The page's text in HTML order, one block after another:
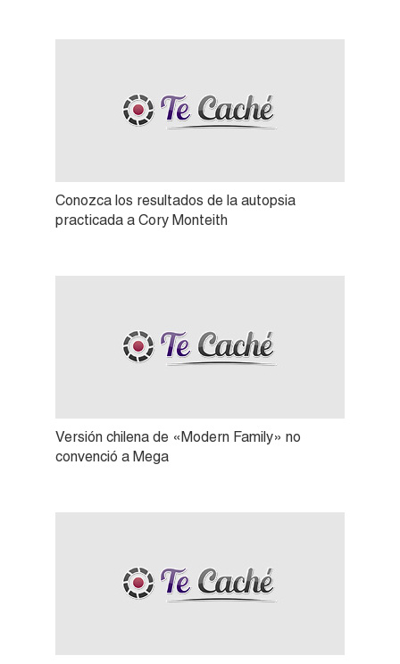
Conozca los resultados de la autopsia
practicada a Cory Monteith
Versión chilena de «Modern Family» no
convenció a Mega